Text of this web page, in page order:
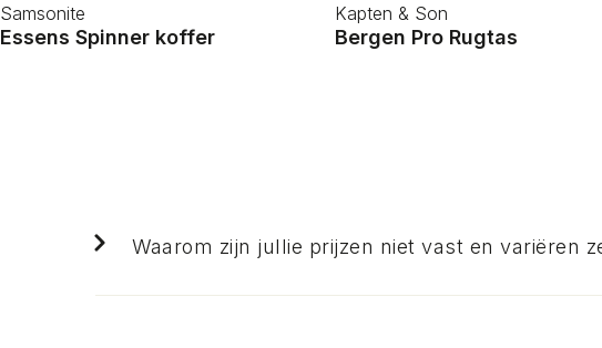
Samsonite
Essens Spinner koffer
Kapten & Son
Bergen Pro Rugtas
Waarom zijn jullie prijzen niet vast en variëren